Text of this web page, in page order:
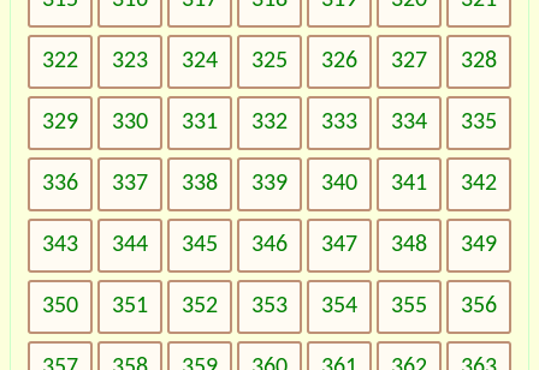
322 323 324 325 326 327 328
329 330 331 332 333 334 335
336 337 338 339 340 341 342
343 344 345 346 347 348 349
350 351 352 353 354 355 356